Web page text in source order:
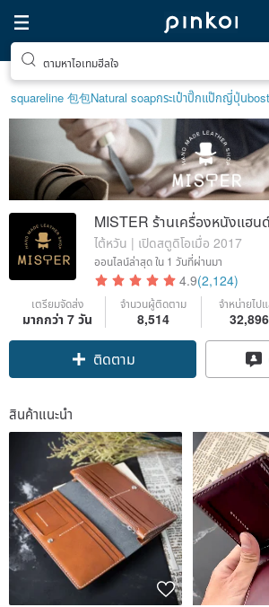
ตามหาไอเทมฮีลใจ
squareline 包包Natural soapกระเป๋าปิ๊กแป๊กญี่ปุ่น
MISTER ร้านเครื่องหนังแฮน
ไต้หวัน | เปิดสตูดิโอเมื่อ 2017
ออนไลน์ล่าสุดใน 1 วันที่ผ่านมา
4.9(2,124)
เตรียมจัดส่ง
มากกว่า 7 วัน
จำนวนผู้ติดตาม
8,514
จำหน่ายไป
32,896
Claim coupon
สินค้าแนะนำ